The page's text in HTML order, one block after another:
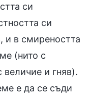
си
си
и в смиреността
(нито с
величие и гняв).
е да се съди